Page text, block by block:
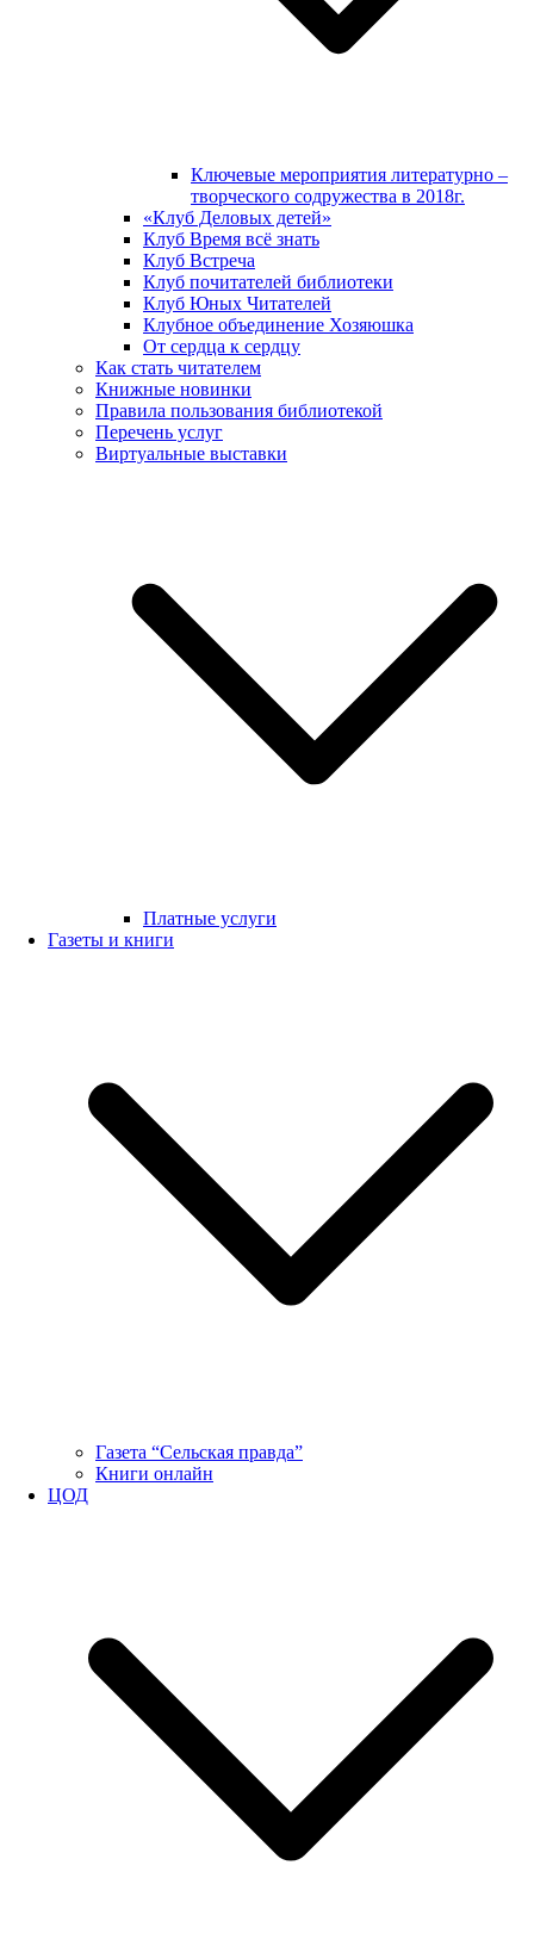
Ключевые мероприятия литературно –
творческого содружества в 2018г.
«Клуб Деловых детей»
Клуб Время всё знать
Клуб Встреча
Клуб почитателей библиотеки
Клуб Юных Читателей
Клубное объединение Хозяюшка
От сердца к сердцу
Как стать читателем
Книжные новинки
Правила пользования библиотекой
Перечень услуг
Виртуальные выставки
Платные услуги
Газеты и книги
Газета “Сельская правда”
Книги онлайн
ЦОД